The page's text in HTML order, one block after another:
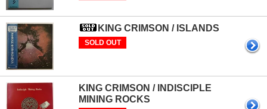
KING CRIMSON / ISLANDS
SOLD OUT
KING CRIMSON / INDISCIPLE
MINING ROCKS